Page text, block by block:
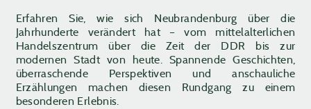
Erfahren Sie, wie sich Neubrandenburg über die
Jahrhunderte verändert hat – vom mittelalterlichen
Handelszentrum über die Zeit der DDR bis zur
modernen Stadt von heute. Spannende Geschichten,
überraschende Perspektiven und anschauliche
Erzählungen machen diesen Rundgang zu einem
besonderen Erlebnis.